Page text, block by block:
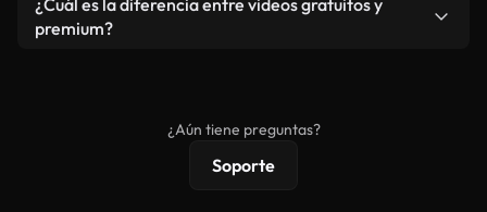
vídeos. Solo asegúrese de que el producto final no
¿Cuál es la diferencia entre videos gratuitos y
premium?
protecciones de licencia extendidas.
¿Aún tiene preguntas?
Soporte